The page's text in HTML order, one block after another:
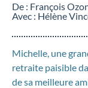
De : François
Avec : Hélène
Michelle, une
retraite paisible
de sa meilleure